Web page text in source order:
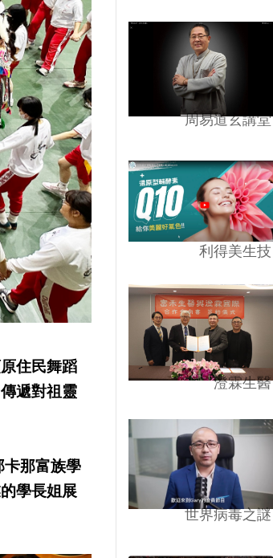
住民舞蹈
遞對祖靈
卡那富族學
學長姐展
周易道玄講堂
利得美生技
澄霖生醫
世界病毒之謎